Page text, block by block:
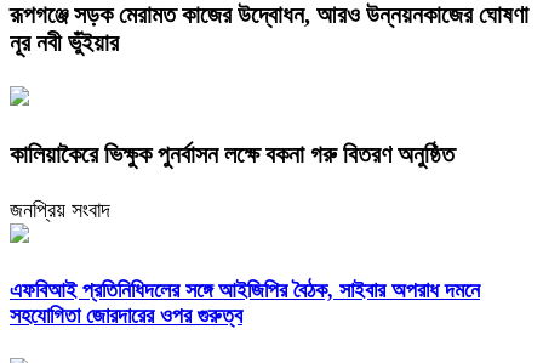
রূপগঞ্জে সড়ক মেরামত কাজের উদ্বোধন, আরও উন্নয়নকাজের ঘোষণা
নূর নবী ভুঁইয়ার
কালিয়াকৈরে ভিক্ষুক পুনর্বাসন লক্ষে বকনা গরু বিতরণ অনুষ্ঠিত
জনপ্রিয় সংবাদ
এফবিআই প্রতিনিধিদলের সঙ্গে আইজিপির বৈঠক, সাইবার অপরাধ দমনে
সহযোগিতা জোরদারের ওপর গুরুত্ব